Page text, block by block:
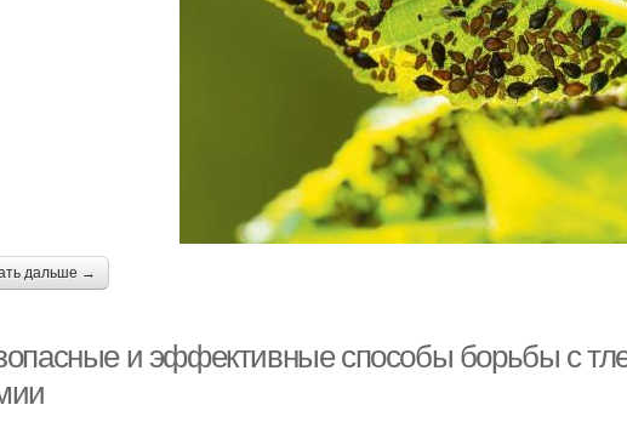
дальше →
и эффективные способы борьбы с